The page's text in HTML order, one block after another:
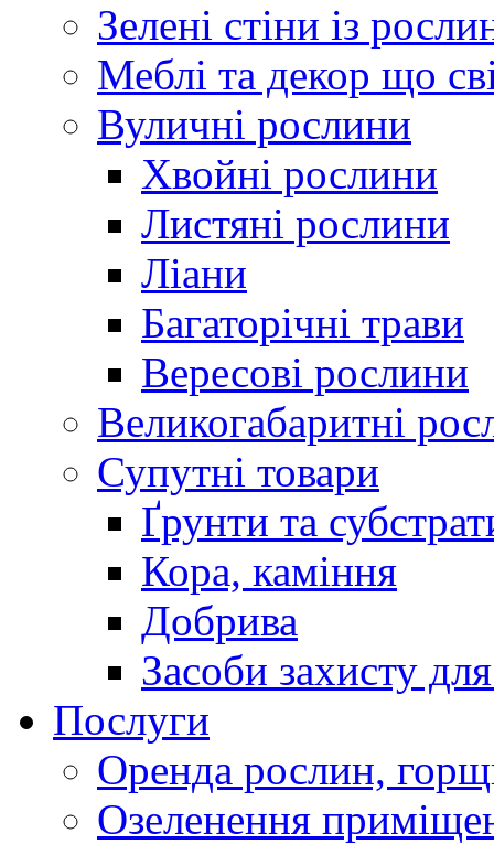
Зелені стіни із
Меблі та декор що
Вуличні рослини
Хвойні рослини
Листяні рослини
Ліани
Багаторічні трави
Вересові рослини
Великогабаритні
Супутні товари
Ґрунти та
Кора, каміння
Добрива
Засоби захисту
Послуги
Оренда рослин,
Озеленення